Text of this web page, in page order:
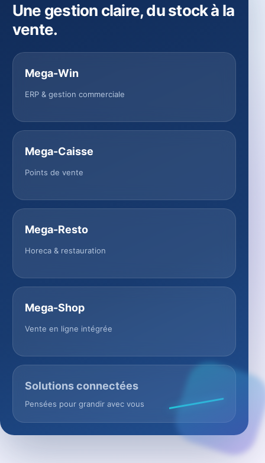
Une gestion claire, du stock à la
vente.
Mega-Win
ERP & gestion commerciale
Mega-Caisse
Points de vente
Mega-Resto
Horeca & restauration
Mega-Shop
Vente en ligne intégrée
Solutions connectées
Pensées pour grandir avec vous